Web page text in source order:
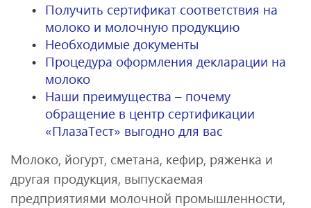
Получить сертификат соответствия на
молоко и молочную продукцию
Необходимые документы
Процедура оформления декларации на
молоко
Наши преимущества – почему
обращение в центр сертификации
«ПлазаТест» выгодно для вас
Молоко, йогурт, сметана, кефир, ряженка и
другая продукция, выпускаемая
предприятиями молочной промышленности,